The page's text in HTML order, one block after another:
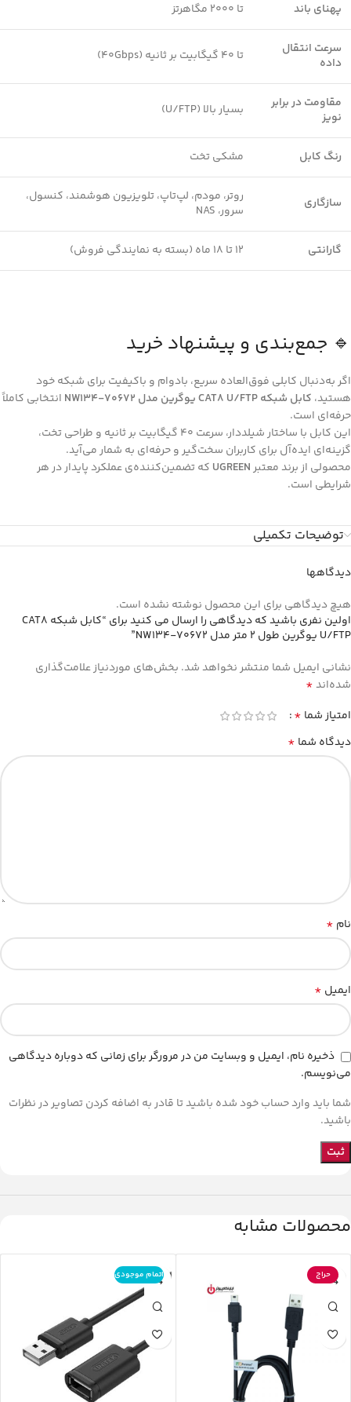
پهنای باند تا 2000 مگاهرتز
سرعت انتقال
داده
تا 40 گیگابیت بر ثانیه (40Gbps)
مقاومت در برابر
نویز
بسیار بالا (U/FTP)
رنگ کابل مشکی تخت
سازگاری
روتر، مودم، لپ‌تاپ، تلویزیون هوشمند، کنسول،
سرور، NAS
گارانتی ۱۲ تا ۱۸ ماه (بسته به نمایندگی فروش)
🔹 جمع‌بندی و پیشنهاد خرید
اگر به‌دنبال کابلی فوق‌العاده سریع، بادوام و باکیفیت برای شبکه خود
هستید، کابل شبکه CAT8 U/FTP یوگرین مدل NW134-70672
انتخابی کاملاً
حرفه‌ای است.
این کابل با ساختار شیلددار، سرعت ۴۰ گیگابیت بر ثانیه و طراحی تخت،
گزینه‌ای ایده‌آل برای کاربران سخت‌گیر و حرفه‌ای به شمار می‌آید.
محصولی از برند معتبرUGREEN که تضمین‌کننده‌ی عملکرد پایدار در هر
شرایطی است.
توضیحات تکمیلی
دیدگاهها
هیچ دیدگاهی برای این محصول نوشته نشده است.
اولین نفری باشید که دیدگاهی را ارسال می کنید برای “کابل شبکه CAT8
U/FTP یوگرین طول 2 متر مدل NW134-70672”
نشانی ایمیل شما منتشر نخواهد شد. بخش‌های موردنیاز علامت‌گذاری
شده‌اند*
امتیاز شما *
دیدگاه شما *
نام *
ایمیل *
ذخیره نام، ایمیل و وبسایت من در مرورگر برای زمانی که دوباره دیدگاهی
می‌نویسم.
شما باید وارد حساب خود شده باشید تا قادر به اضافه کردن تصاویر در نظرات
باشید.
محصولات مشابه
حراج اتمام موجودی